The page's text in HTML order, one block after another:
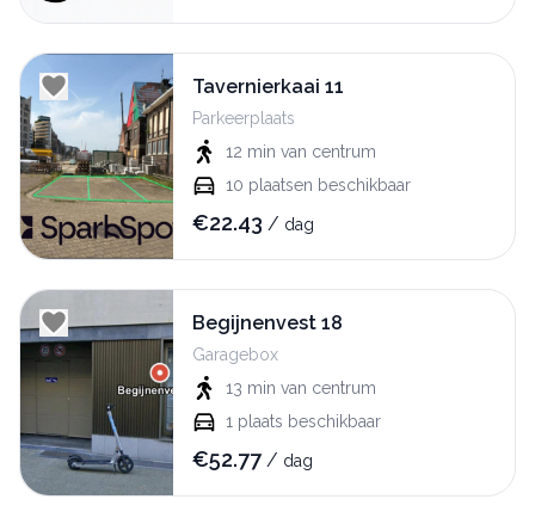
Tavernierkaai 11
Parkeerplaats
12 min van centrum
10 plaatsen beschikbaar
€22.43 / dag
Begijnenvest 18
Garagebox
13 min van centrum
1 plaats beschikbaar
€52.77 / dag